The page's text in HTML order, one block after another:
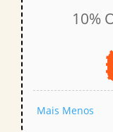
10%
Mais Menos